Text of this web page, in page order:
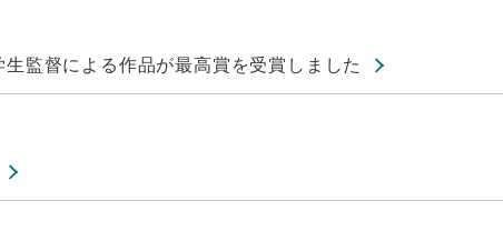
監督による作品が最高賞を受賞しました